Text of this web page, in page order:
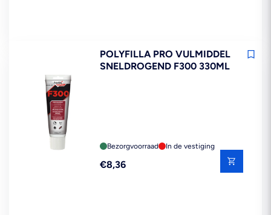
POLYFILLA PRO VULMIDDEL
SNELDROGEND F300 330ML
Bezorgvoorraad In de vestiging
Reguliere
€8,36